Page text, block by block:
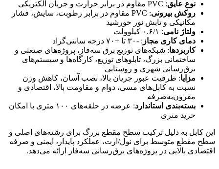
نوع عایق: PVC مقاوم در برابر حرارت و جریان الکتریکی
روکش بیرونی
: PVC مقاوم در برابر رطوبت، سایش، فشار
مکانیکی و تابش نور خورشید
ولتاژ نامی: ۰.۶/۱ کیلوولت
دمای کاری مجاز : -۳۰ تا +۷۰ درجه سانتی‌گراد
کاربردها: شبکه‌های توزیع برق سه‌فاز، پروژه‌های صنعتی و
ساختمانی بزرگ، تابلوهای توزیع، کارگاه‌ها و سیستم‌های
برق‌رسانی شهری و روستایی
مزایا: ظرفیت عبور جریان بالا، نصب آسان، کاهش وزن
نسبت به کابل‌های مسی، دوام و مقاومت بالا، اقتصادی و
مقرون‌به‌صرفه
بسته‌بندی استاندارد
: عرضه در حلقه‌های ۱۰۰ متری با امکان
خرید متری
این کابل به دلیل ترکیب سطح مقطع بزرگ برای رشته‌های اصلی و
سطح مقطع متوسط برای نول/ارت، عملکرد پایدار، ایمنی و صرفه
اقتصادی بالایی در پروژه‌های برق‌رسانی سه‌فاز ارائه می‌دهد.